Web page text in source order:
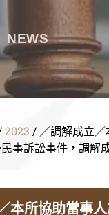
NEWS
2023 / ／調解成立
事訴訟事件，調解
本所協助當事